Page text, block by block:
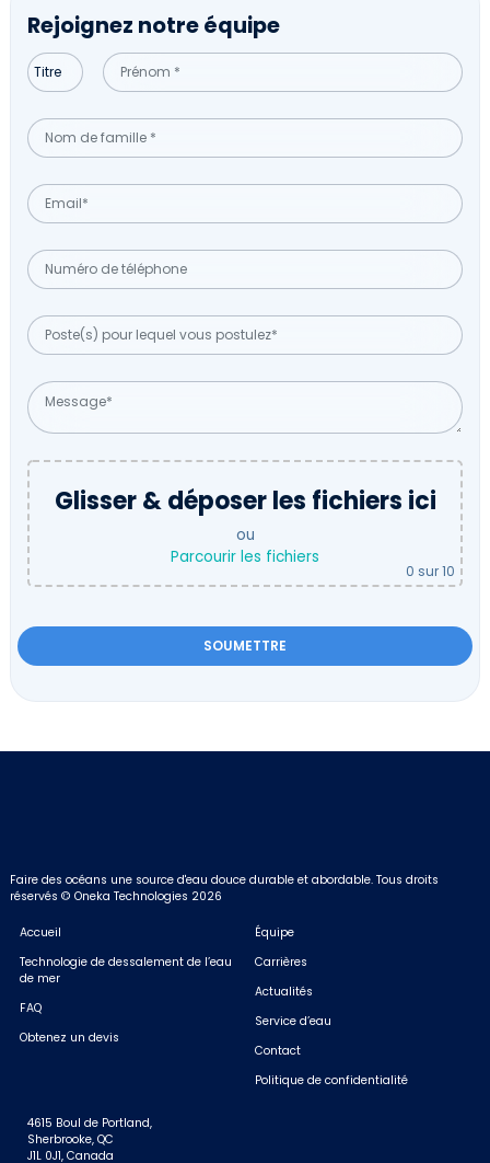
Rejoignez notre équipe
Glisser & déposer les fichiers ici
ou
Parcourir les fichiers
0 sur 10
leave
empty.
Faire des océans une source d'eau douce durable et abordable. Tous droits
réservés © Oneka Technologies 2026
Accueil
Technologie de dessalement de l’eau
de mer
FAQ
Obtenez un devis
Équipe
Carrières
Actualités
Service d’eau
Contact
Politique de confidentialité
4615 Boul de Portland,
Sherbrooke, QC
J1L 0J1, Canada